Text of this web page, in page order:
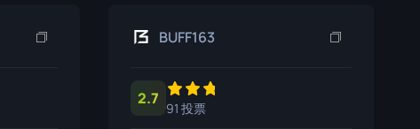
BUFF163
2.7
91 投票